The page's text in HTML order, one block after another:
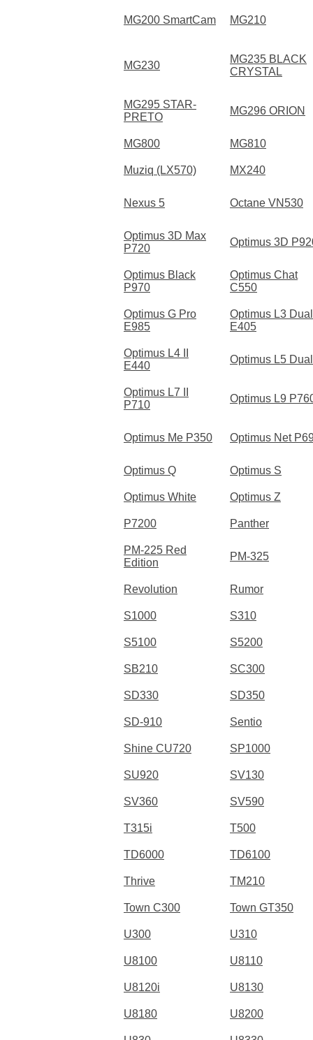
MG200 SmartCam MG210
MG230
MG235 BLACK
CRYSTAL
MG295 STAR-
PRETO
MG296 ORION
MG800 MG810
Muziq (LX570) MX240
Nexus 5 Octane VN530
Optimus 3D Max
P720
Optimus 3D
Optimus Black
P970
Optimus Chat
C550
Optimus G Pro
E985
Optimus L3 Dual
E405
Optimus L4 II
E440
Optimus L5 Dual
Optimus L7 II
P710
Optimus L9
Optimus Me P350 Optimus Net
Optimus Q Optimus S
Optimus White Optimus Z
P7200 Panther
PM-225 Red
Edition
PM-325
Revolution Rumor
S1000 S310
S5100 S5200
SB210 SC300
SD330 SD350
SD-910 Sentio
Shine CU720 SP1000
SU920 SV130
SV360 SV590
T315i T500
TD6000 TD6100
Thrive TM210
Town C300 Town GT350
U300 U310
U8100 U8110
U8120i U8130
U8180 U8200